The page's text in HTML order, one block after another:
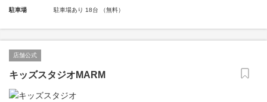
駐車場 駐車場あり 18台 （無料）
店舗公式
キッズスタジオMARM